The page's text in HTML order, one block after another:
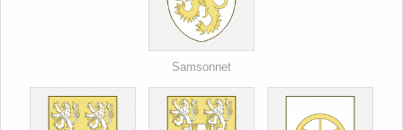
Samsonnet